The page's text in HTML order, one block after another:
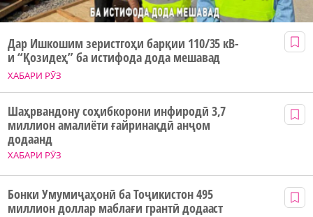
ХАБАРИ РӮЗ
Дар Ишкошим зеристгоҳи барқии 110/35 кВ-
и “Қозидеҳ” ба истифода дода мешавад
ХАБАРИ РӮЗ
Шаҳрвандону соҳибкорони инфиродӣ 3,7
миллион амалиёти ғайринақдӣ анҷом
додаанд
Бонки Умумиҷаҳонӣ ба Тоҷикистон 495
миллион доллар маблағи грантӣ додааст